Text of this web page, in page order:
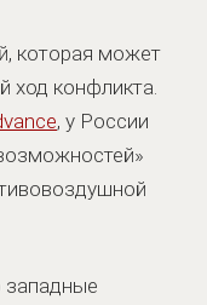
которая может
ход конфликта.
, у России
западные